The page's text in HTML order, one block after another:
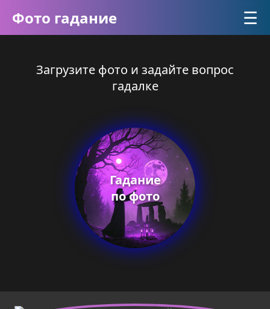
Фото гадание ☰
Загрузите фото и задайте вопрос
гадалке
Гадание
по фото